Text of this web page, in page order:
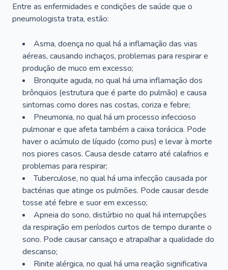
Entre as enfermidades e condições de saúde que o
pneumologista trata, estão:
Asma, doença no qual há a inflamação das vias
aéreas, causando inchaços, problemas para respirar e
produção de muco em excesso;
Bronquite aguda, no qual há uma inflamação dos
brônquios (estrutura que é parte do pulmão) e causa
sintomas como dores nas costas, coriza e febre;
Pneumonia, no qual há um processo infeccioso
pulmonar e que afeta também a caixa torácica. Pode
haver o acúmulo de líquido (como pus) e levar à morte
nos piores casos. Causa desde catarro até calafrios e
problemas para respirar;
Tuberculose, no qual há uma infecção causada por
bactérias que atinge os pulmões. Pode causar desde
tosse até febre e suor em excesso;
Apneia do sono, distúrbio no qual há interrupções
da respiração em períodos curtos de tempo durante o
sono. Pode causar cansaço e atrapalhar a qualidade do
descanso;
Rinite alérgica, no qual há uma reação significativa